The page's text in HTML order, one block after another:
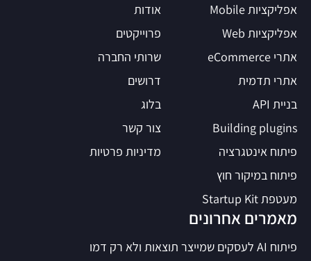
אודות
פרוייקטים
שרותי החברה
דרושים
בלוג
צור קשר
מדיניות פרטיות
מאמרים אחרונים
פיתוח AI לעסקים שמייצר תוצאות ולא רק דמו
אפליקציות Mobile
אפליקציות Web
אתרי eCommerce
אתרי תדמית
בניית API
Building plugins
פיתוח אינטגרציה
פיתוח במיקור חוץ
מעטפת Startup Kit